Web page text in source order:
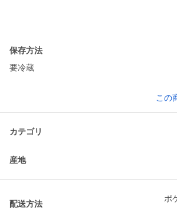
保存方法
要冷蔵
この
カテゴリ
産地
配送方法
ポ